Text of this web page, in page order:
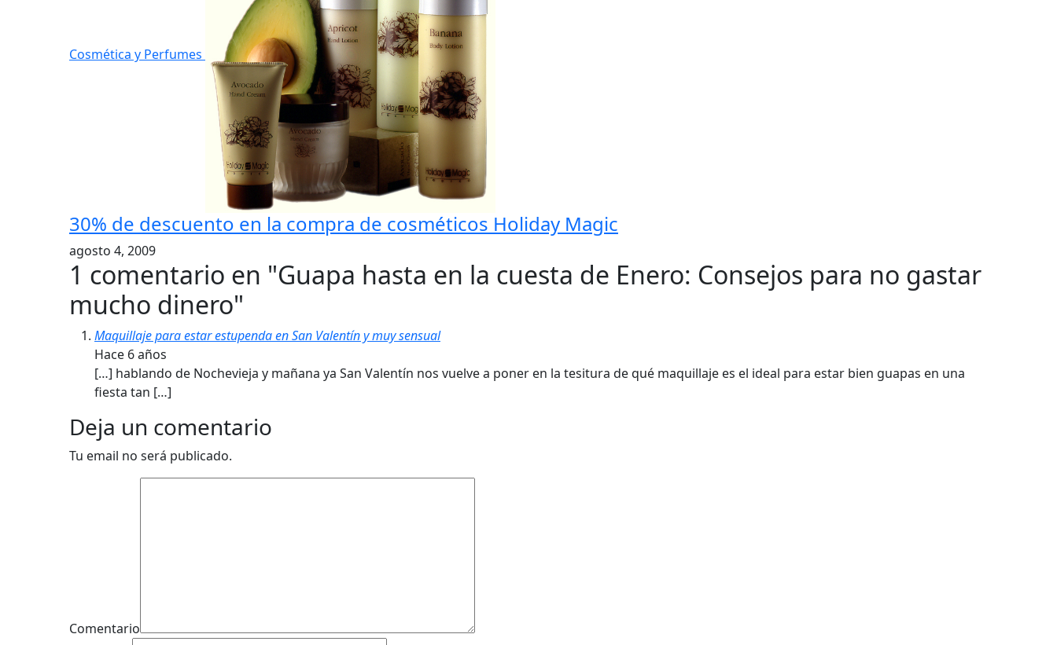
Cosmética y Perfumes
30% de descuento en la compra de cosméticos Holiday Magic
agosto 4, 2009
1 comentario en "Guapa hasta en la cuesta de Enero: Consejos para no gastar
mucho dinero"
Maquillaje para estar estupenda en San Valentín y muy sensual
Hace 6 años
[…] hablando de Nochevieja y mañana ya San Valentín nos vuelve a poner en la tesitura de qué maquillaje es el ideal para estar bien guapas en una
fiesta tan […]
Deja un comentario
Tu email no será publicado.
Comentario